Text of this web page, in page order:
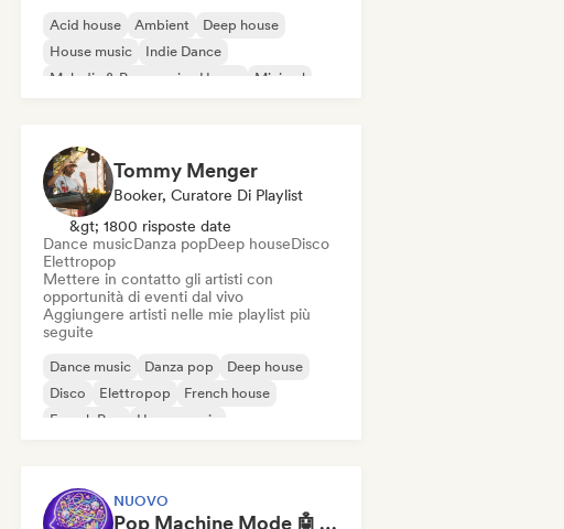
Acid house Ambient
Deep house
House music
Indie Dance
Melodic & Progressive House
Minimal
Tommy Menger
Booker, Curatore Di Playlist
&gt; 1800 risposte date
Dance musicDanza popDeep houseDisco
Elettropop
Mettere in contatto gli artisti con
opportunità di eventi dal vivo
Aggiungere artisti nelle mie playlist più
seguite
Dance music Danza pop
Deep house
Disco
Elettropop
French house
French Pop
House music
NUOVO
Pop Machine Mode 🤖 AI Music, Indie Pop & Dream Pop